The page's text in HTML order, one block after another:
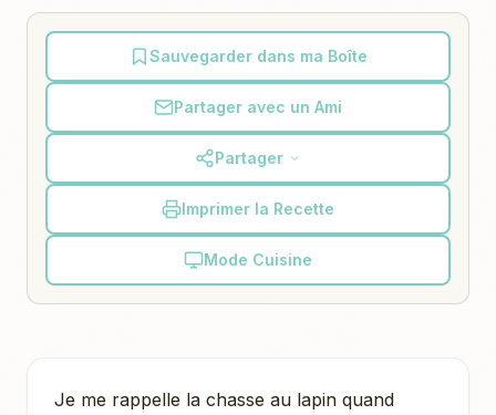
Sauvegarder dans ma Boîte
Partager avec un Ami
Partager
Imprimer la Recette
Mode Cuisine
Je me rappelle la chasse au lapin quand